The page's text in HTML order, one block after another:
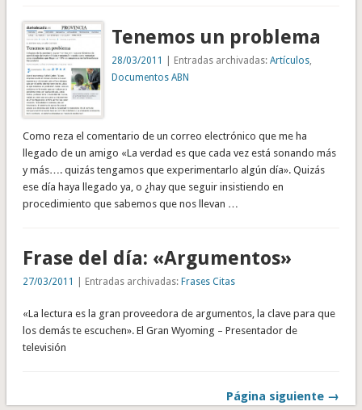
Tenemos un problema
28/03/2011 | Entradas archivadas:Artículos,
Documentos ABN
Como reza el comentario de un correo electrónico que me ha
llegado de un amigo «La verdad es que cada vez está sonando más
y más…. quizás tengamos que experimentarlo algún día». Quizás
ese día haya llegado ya, o ¿hay que seguir insistiendo en
procedimiento que sabemos que nos llevan …
Frase del día: «Argumentos»
27/03/2011 | Entradas archivadas: Frases Citas
«La lectura es la gran proveedora de argumentos, la clave para que
los demás te escuchen». El Gran Wyoming – Presentador de
televisión
Página siguiente →